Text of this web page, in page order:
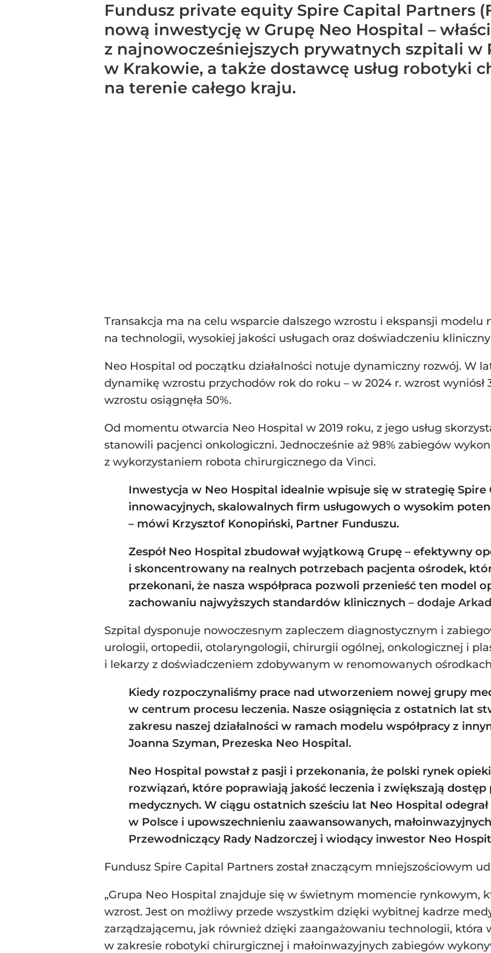
Fundusz private equity Spire Capital Partners
nową inwestycję w Grupę Neo Hospital –
z najnowocześniejszych prywatnych szpitali w
w Krakowie, a także dostawcę usług robotyki
na terenie całego kraju.
Transakcja ma na celu wsparcie dalszego wzrostu i ekspansji
na technologii, wysokiej jakości usługach oraz doświadczeniu
Neo Hospital od początku działalności notuje dynamiczny rozwój. W
dynamikę wzrostu przychodów rok do roku – w 2024 r. wzrost wyniósł
wzrostu osiągnęła 50%.
Od momentu otwarcia Neo Hospital w 2019 roku, z jego usług
stanowili pacjenci onkologiczni. Jednocześnie aż 98% zabiegów
z wykorzystaniem robota chirurgicznego da Vinci.
Inwestycja w Neo Hospital idealnie wpisuje się w strategię
innowacyjnych, skalowalnych firm usługowych o wysokim
– mówi Krzysztof Konopiński, Partner Funduszu.
Zespół Neo Hospital zbudował wyjątkową Grupę – efektywny
i skoncentrowany na realnych potrzebach pacjenta ośrodek,
przekonani, że nasza współpraca pozwoli przenieść ten model
zachowaniu najwyższych standardów klinicznych – dodaje
Szpital dysponuje nowoczesnym zapleczem diagnostycznym i
urologii, ortopedii, otolaryngologii, chirurgii ogólnej, onkologicznej i
i lekarzy z doświadczeniem zdobywanym w renomowanych
Kiedy rozpoczynaliśmy prace nad utworzeniem nowej grupy
w centrum procesu leczenia. Nasze osiągnięcia z ostatnich lat
zakresu naszej działalności w ramach modelu współpracy z
Joanna Szyman, Prezeska Neo Hospital.
Neo Hospital powstał z pasji i przekonania, że polski rynek
rozwiązań, które poprawiają jakość leczenia i zwiększają
medycznych. W ciągu ostatnich sześciu lat Neo Hospital
w Polsce i upowszechnieniu zaawansowanych,
Przewodniczący Rady Nadzorczej i wiodący inwestor Neo
Fundusz Spire Capital Partners został znaczącym mniejszościowym
„Grupa Neo Hospital znajduje się w świetnym momencie rynkowym,
wzrost. Jest on możliwy przede wszystkim dzięki wybitnej kadrze
zarządzającemu, jak również dzięki zaangażowaniu technologii, która
w zakresie robotyki chirurgicznej i małoinwazyjnych zabiegów